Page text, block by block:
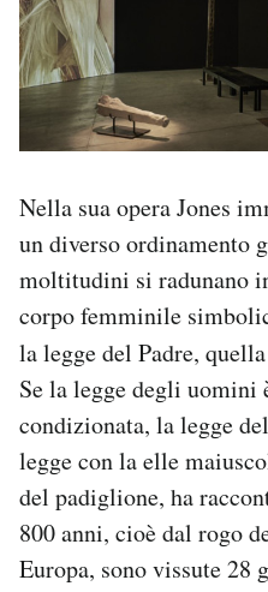
Nella sua opera Jones
un diverso ordinamento
moltitudini si radunano
corpo femminile
la legge del Padre,
Se la legge degli uomini
condizionata, la legge
legge con la elle
del padiglione, ha
800 anni, cioè dal rogo
Europa, sono vissute 28